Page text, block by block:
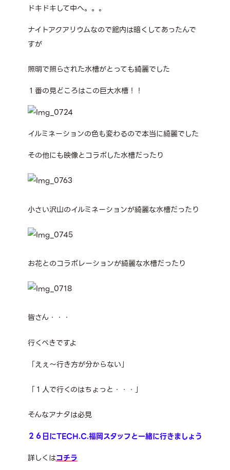
ドキドキして中へ。。。
ナイトアクアリウムなので館内は暗くしてあったんで
すが
照明で照らされた水槽がとっても綺麗でした
１番の見どころはこの巨大水槽！！
イルミネーションの色も変わるので本当に綺麗でした
その他にも映像とコラボした水槽だったり
小さい沢山のイルミネーションが綺麗な水槽だったり
お花とのコラボレーションが綺麗な水槽だったり
皆さん・・・
行くべきですよ
「えぇ～行き方が分からない」
「１人で行くのはちょっと・・・」
そんなアナタは必見
２６日にTECH.C.福岡スタッフと一緒に行きましょう
詳しくはコチラ